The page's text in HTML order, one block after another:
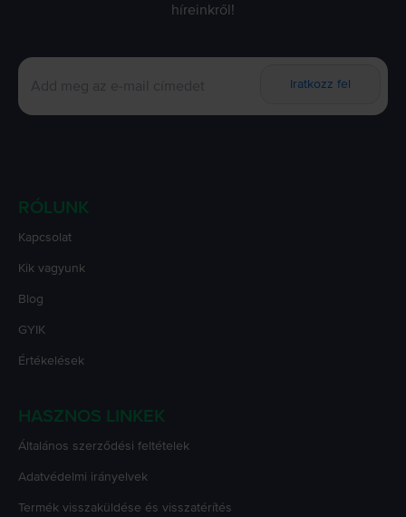
híreinkről!
Iratkozz fel
RÓLUNK
Kapcsolat
Kik vagyunk
Blog
GYIK
Értékelések
HASZNOS LINKEK
Általános szerződési feltételek
Adatvédelmi irányelvek
Termék visszaküldése és visszatérítés